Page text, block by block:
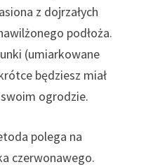
z dojrzałych
podłoża.
(umiarkowane
będziesz miał
ogrodzie.
polega na
czerwonawego.